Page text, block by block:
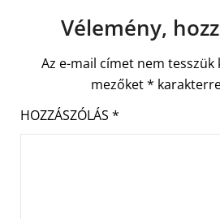
Vélemény,
Az e-mail címet nem tesszük
mezőket*
HOZZÁSZÓLÁS *